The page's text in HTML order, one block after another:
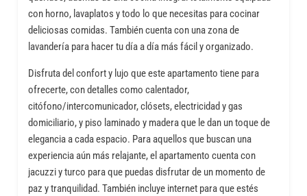
con horno, lavaplatos y todo lo que necesitas para cocinar
deliciosas comidas. También cuenta con una zona de
lavandería para hacer tu día a día más fácil y organizado.
Disfruta del confort y lujo que este apartamento tiene para
ofrecerte, con detalles como calentador,
citófono/intercomunicador, clósets, electricidad y gas
domiciliario, y piso laminado y madera que le dan un toque de
elegancia a cada espacio. Para aquellos que buscan una
experiencia aún más relajante, el apartamento cuenta con
jacuzzi y turco para que puedas disfrutar de un momento de
paz y tranquilidad. También incluye internet para que estés